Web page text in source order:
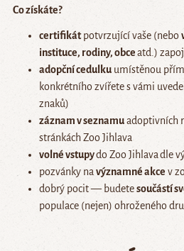
Co získáte?
certifikátpotvrzující vaše (nebo
instituce, rodiny, obceatd.)
adopční cedulku umístěnou
konkrétního zvířete s vámi
znaků)
záznam v seznamuadoptivních
stránkách Zoo Jihlava
volné vstupydo Zoo Jihlavadle
pozvánky na významné akce v
dobrý pocit — budetesoučástí
populace (nejen) ohroženého